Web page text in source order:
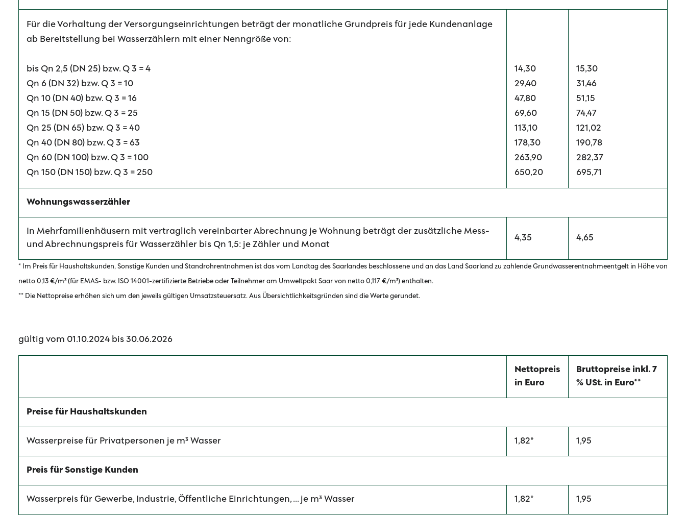
Für die Vorhaltung der Versorgungseinrichtungen beträgt der monatliche Grundpreis für jede Kundenanlage
ab Bereitstellung bei Wasserzählern mit einer Nenngröße von:
bis Qn 2,5 (DN 25) bzw. Q 3 = 4
Qn 6 (DN 32) bzw. Q 3 = 10
Qn 10 (DN 40) bzw. Q 3 = 16
Qn 15 (DN 50) bzw. Q 3 = 25
Qn 25 (DN 65) bzw. Q 3 = 40
Qn 40 (DN 80) bzw. Q 3 = 63
Qn 60 (DN 100) bzw. Q 3 = 100
Qn 150 (DN 150) bzw. Q 3 = 250
14,30
29,40
47,80
69,60
113,10
178,30
263,90
650,20
15,30
31,46
51,15
74,47
121,02
190,78
282,37
695,71
Wohnungswasserzähler
In Mehrfamilienhäusern mit vertraglich vereinbarter Abrechnung je Wohnung beträgt der zusätzliche Mess-
und Abrechnungspreis für Wasserzähler bis Qn 1,5: je Zähler und Monat
4,35 4,65
* Im Preis für Haushaltskunden, Sonstige Kunden und Standrohrentnahmen ist das vom Landtag des Saarlandes beschlossene und an das Land Saarland zu zahlende Grundwasserentnahmeentgelt in Höhe von
netto 0,13 €/m³ (für EMAS- bzw. ISO 14001-zertifizierte Betriebe oder Teilnehmer am Umweltpakt Saar von netto 0,117 €/m³) enthalten.
** Die Nettopreise erhöhen sich um den jeweils gültigen Umsatzsteuersatz. Aus Übersichtlichkeitsgründen sind die Werte gerundet.
gültig vom 01.10.2024 bis 30.06.2026
Nettopreis
in Euro
Bruttopreise inkl. 7
% USt. in Euro**
Preise für Haushaltskunden
Wasserpreise für Privatpersonen je m³ Wasser 1,82* 1,95
Preis für Sonstige Kunden
Wasserpreis für Gewerbe, Industrie, Öffentliche Einrichtungen, ... je m³ Wasser 1,82* 1,95